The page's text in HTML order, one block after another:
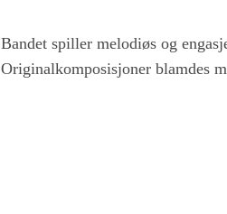
Bandet spiller melodiøs og
Originalkomposisjoner blamdes